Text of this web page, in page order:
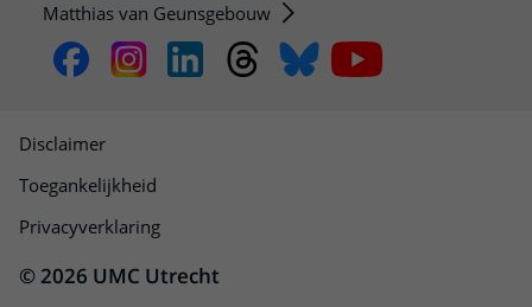
Matthias van Geunsgebouw
© 2026 UMC Utrecht
Disclaimer
Toegankelijkheid
Privacyverklaring